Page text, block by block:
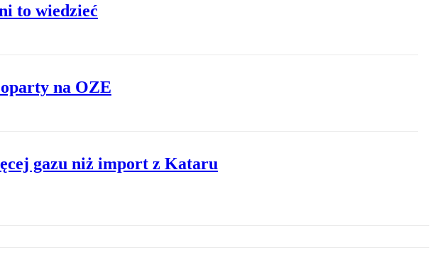
to wiedzieć
oparty na OZE
gazu niż import z Kataru